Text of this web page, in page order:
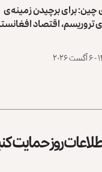
چین: برای برچیدن زمینه‌ی
اقتصاد
روز حمایت